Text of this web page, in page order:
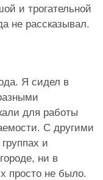
и трогательной
не рассказывал.
Я сидел в
для работы
С другими
и
ни в
просто не было.